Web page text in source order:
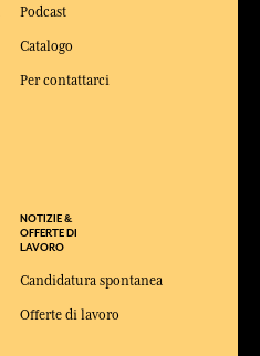
Podcast
Catalogo
Per contattarci
NOTIZIE &
OFFERTE DI
LAVORO
Candidatura spontanea
Offerte di lavoro